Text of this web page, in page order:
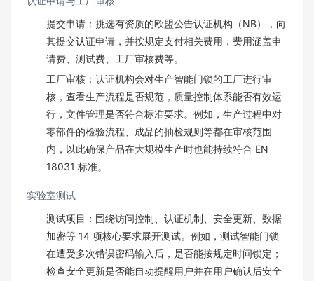
提交申请：挑选有资质的欧盟公告认证机构（NB），向
其提交认证申请，并按规定支付相关费用，费用涵盖申
请费、测试费、工厂审核费等。​
工厂审核：认证机构会对生产智能门锁的工厂进行审
核，查看生产流程是否规范，质量控制体系能否有效运
行，文件管理是否符合标准要求。例如，生产过程中对
零部件的检验流程、成品的抽检规则等都在审核范围
内，以此确保产品在大规模生产时也能持续符合 EN
18031 标准。​
实验室测试​
测试项目：围绕访问控制、认证机制、安全更新、数据
加密等 14 项核心要求展开测试。例如，测试智能门锁
在遭受多次错误密码输入后，是否能按规定时间锁定；
检查安全更新是否能自动提醒用户并在用户确认后安全